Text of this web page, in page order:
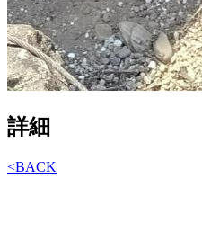
詳細
<BACK